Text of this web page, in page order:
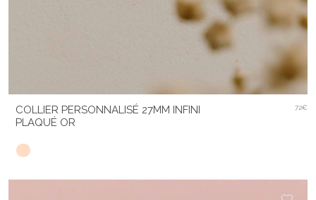
COLLIER PERSONNALISÉ 27MM INFINI
PLAQUÉ OR
72€